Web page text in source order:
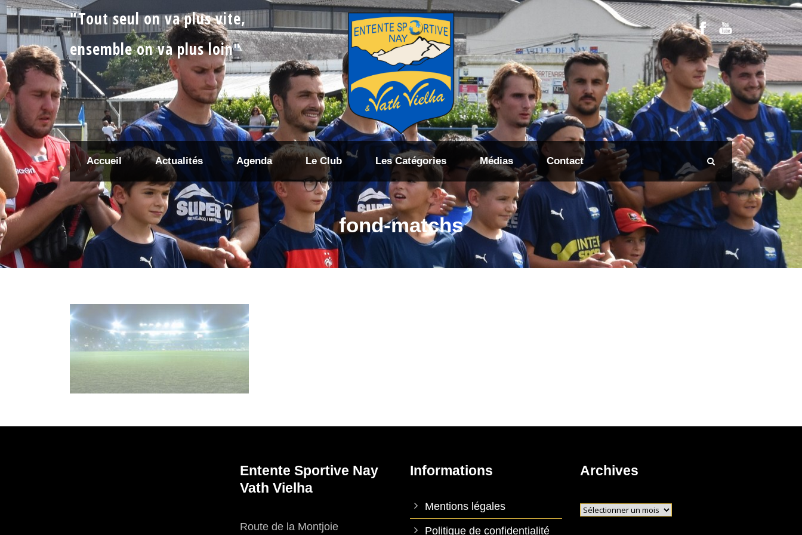
"Tout seul on va plus vite,
ensemble on va plus loin"
Accueil Actualités Agenda Le Club Les Catégories Médias Contact
fond-matchs
Entente Sportive Nay
Vath Vielha
Route de la Montjoie
Informations
Mentions légales
Politique de confidentialité
Archives
Archives